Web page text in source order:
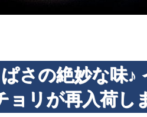
さの絶妙な味♪
ョリが再入荷し